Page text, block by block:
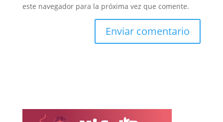
este navegador para la próxima vez que comente.